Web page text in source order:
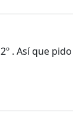
. Así que